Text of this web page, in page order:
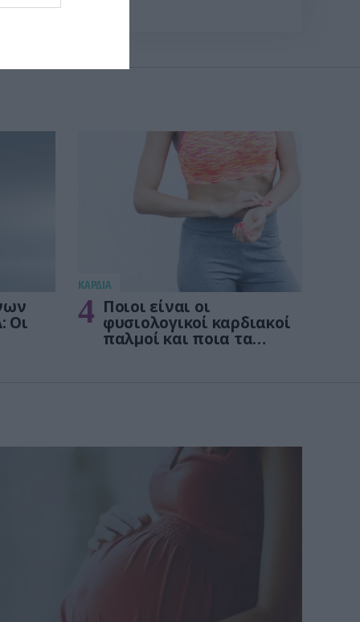
Οι
KΑΡΔΙΑ
4 Ποιοι είναι οι
φυσιολογικοί καρδιακοί
παλμοί και ποια τα